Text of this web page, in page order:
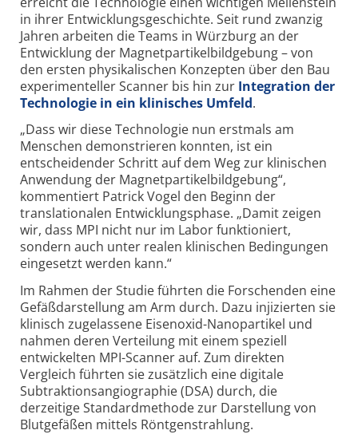
in ihrer Entwicklungsgeschichte. Seit rund zwanzig
Jahren arbeiten die Teams in Würzburg an der
Entwicklung der Magnetpartikelbildgebung – von
den ersten physikalischen Konzepten über den Bau
experimenteller Scanner bis hin zur Integration der
Technologie in ein klinisches Umfeld.
„Dass wir diese Technologie nun erstmals am
Menschen demonstrieren konnten, ist ein
entscheidender Schritt auf dem Weg zur klinischen
Anwendung der Magnetpartikelbildgebung“,
kommentiert Patrick Vogel den Beginn der
translationalen Entwicklungsphase. „Damit zeigen
wir, dass MPI nicht nur im Labor funktioniert,
sondern auch unter realen klinischen Bedingungen
eingesetzt werden kann.“
Im Rahmen der Studie führten die Forschenden eine
Gefäßdarstellung am Arm durch. Dazu injizierten sie
klinisch zugelassene Eisenoxid-Nanopartikel und
nahmen deren Verteilung mit einem speziell
entwickelten MPI-Scanner auf. Zum direkten
Vergleich führten sie zusätzlich eine digitale
Subtraktionsangiographie (DSA) durch, die
derzeitige Standardmethode zur Darstellung von
Blutgefäßen mittels Röntgenstrahlung.